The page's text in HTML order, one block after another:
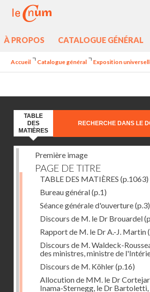
À PROPOS CATALOGUE GÉNÉRAL
Accueil Catalogue général Exposition
TABLE
DES
MATIÈRES
RECHERCHE DANS LE
Première image
PAGE DE TITRE
TABLE DES MATIÈRES (p.1063)
Bureau général(p.1)
Séance générale d'ouverture(p.3)
Discours de M. le Dr Brouardel
Rapport de M. le Dr A.-J. Martin
Discours de M. Waldeck-
des ministres, ministre de
Discours de M. Köhler(p.16)
Allocution de MM. le Dr
Inama-Sternegg, le Dr